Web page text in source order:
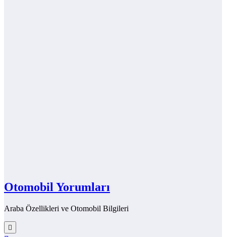
Otomobil Yorumları
Araba Özellikleri ve Otomobil Bilgileri